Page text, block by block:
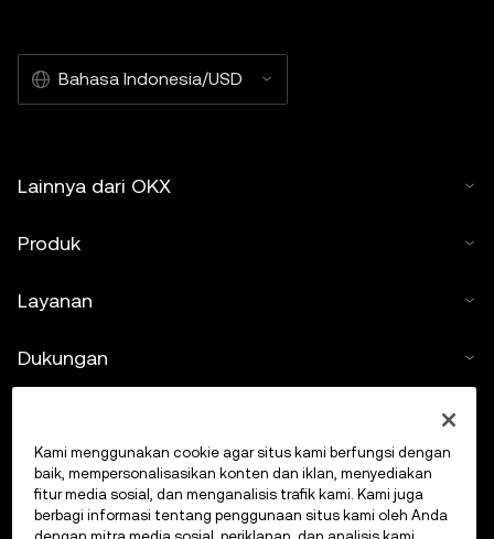
Bahasa Indonesia/USD
Lainnya dari OKX
Produk
Layanan
Dukungan
Kalkulator kripto
Lakukan Trading
Kami menggunakan cookie agar situs kami berfungsi dengan
baik, mempersonalisasikan konten dan iklan, menyediakan
fitur media sosial, dan menganalisis trafik kami. Kami juga
berbagi informasi tentang penggunaan situs kami oleh Anda